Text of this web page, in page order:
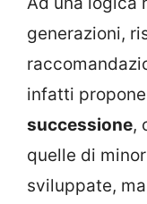
generazioni,
infatti
successione,
quelle di
sviluppate,